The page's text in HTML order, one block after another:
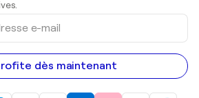
dès maintenant